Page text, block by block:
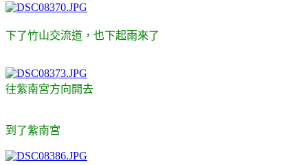
下了竹山交流道，也下起雨來了
往紫南宮方向開去
到了紫南宮